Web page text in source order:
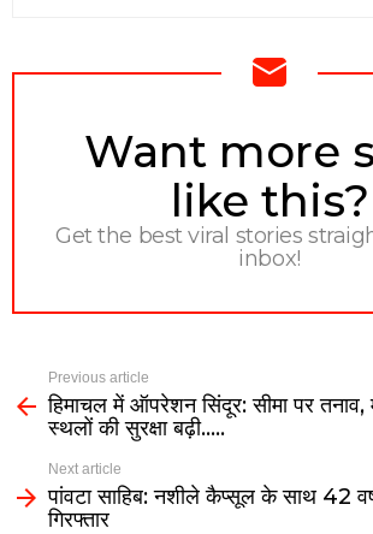
NEWSLETTER
Want more
like this?
Get the best viral stories
inbox!
Previous article
हिमाचल में ऑपरेशन सिंदूर: सीमा पर तनाव,
स्थलों की सुरक्षा बढ़ी…..
Next article
पांवटा साहिब: नशीले कैप्सूल के साथ 42
गिरफ्तार